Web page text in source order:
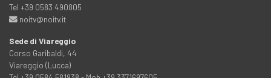
Tel +39 0583 490805
noitv@noitv.it
Sede di Viareggio
Corso Garibaldi, 44
Viareggio (Lucca)